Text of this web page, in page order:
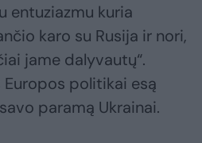
entuziazmu kuria
karo su Rusija ir nori,
jame dalyvautų“.
politikai esą
paramą Ukrainai.